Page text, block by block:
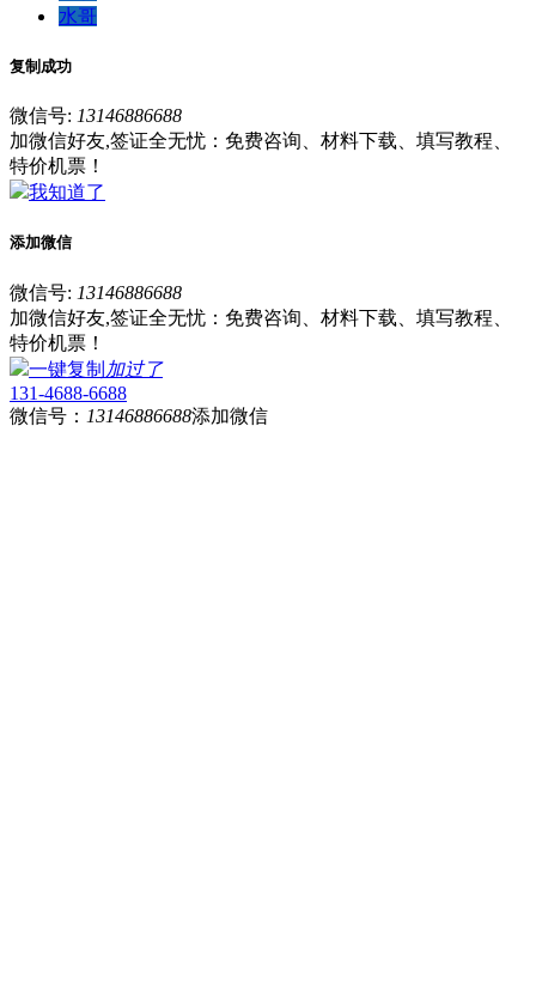
水哥
复制成功
微信号: 13146886688
加微信好友,签证全无忧：免费咨询、材料下载、填写教程、
特价机票！
我知道了
添加微信
微信号: 13146886688
加微信好友,签证全无忧：免费咨询、材料下载、填写教程、
特价机票！
一键复制 加过了
131-4688-6688
微信号： 13146886688添加微信